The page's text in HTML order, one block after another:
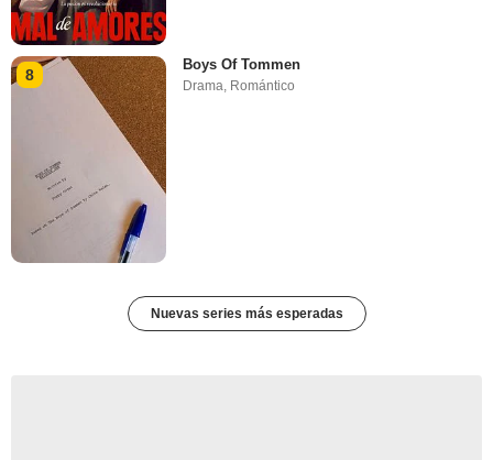
8
Boys Of Tommen
Drama Romántico
Nuevas series más esperadas